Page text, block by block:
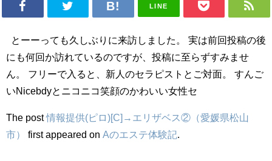
LINE
とーーっても久しぶりに来訪しました。 実は前回投稿の後
にも何回か訪れているのですが、投稿に至らずすみませ
ん。 フリーで入ると、新人のセラピストとご対面。 すんご
いNicebdyとニコニコ笑顔のかわいい女性セ
The post情報提供(ピロ)[C]→エリザベス②（愛媛県松山
市）
first appeared on Aのエステ体験記